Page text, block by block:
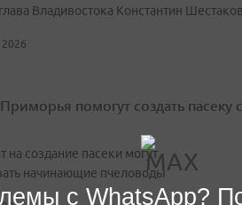
Владивостока Константин Шестаков
помогут создать пасеку с
на создание пасеки могут
начинающие пчеловоды
с WhatsApp?